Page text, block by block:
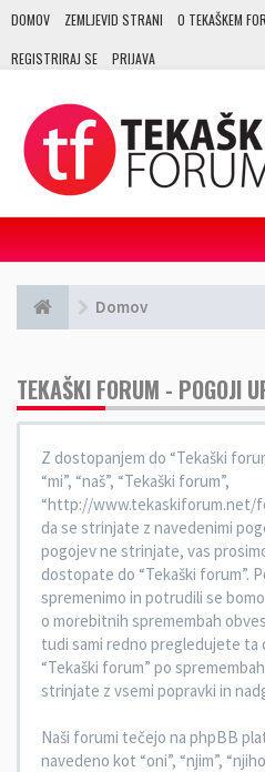
DOMOV ZEMLJEVID STRANI O TEKAŠKEM
REGISTRIRAJ SE PRIJAVA
Domov
TEKAŠKI FORUM - POGOJI
Z dostopanjem do “Tekaški
“mi”, “naš”, “Tekaški forum”,
“http://www.tekaskiforum.net/
da se strinjate z navedenimi
pogojev ne strinjate, vas
dostopate do “Tekaški forum”.
spremenimo in potrudili se
o morebitnih spremembah
tudi sami redno pregledujete ta
“Tekaški forum” po
strinjate z vsemi popravki in
Naši forumi tečejo na phpBB
navedeno kot “oni”, “njim”,